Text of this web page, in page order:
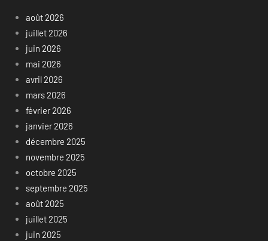
août 2026
juillet 2026
juin 2026
mai 2026
avril 2026
mars 2026
février 2026
janvier 2026
décembre 2025
novembre 2025
octobre 2025
septembre 2025
août 2025
juillet 2025
juin 2025